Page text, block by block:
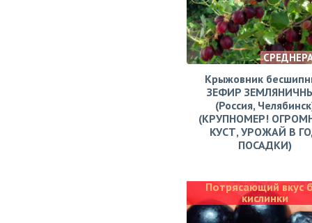
Крыжовник
ЗЕФИР
(Россия,
(КРУПНОМЕР!
КУСТ, УРОЖАЙ В
ПОСАДКИ)
Потрясающий вкус
кислинки